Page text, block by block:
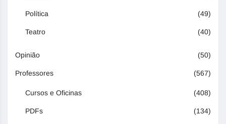
Política (49)
Teatro (40)
Opinião (50)
Professores (567)
Cursos e Oficinas (408)
PDFs (134)